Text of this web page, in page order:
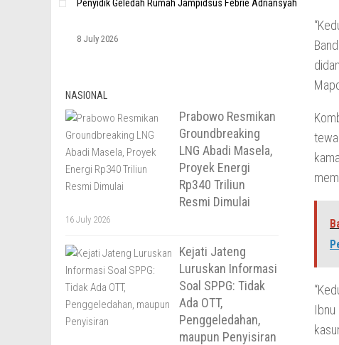
Penyidik Geledah Rumah Jampidsus Febrie Adriansyah
8 July 2026
NASIONAL
Prabowo Resmikan
Groundbreaking
LNG Abadi Masela,
Proyek Energi
Rp340 Triliun
Resmi Dimulai
16 July 2026
Kejati Jateng
Luruskan Informasi
Soal SPPG: Tidak
Ada OTT,
Penggeledahan,
maupun Penyisiran